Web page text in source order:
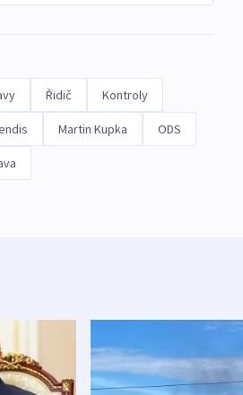
Řidič Kontroly
Martin Kupka ODS